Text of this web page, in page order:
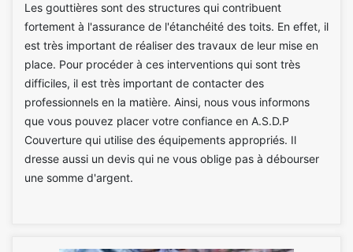
Les gouttières sont des structures qui contribuent
fortement à l'assurance de l'étanchéité des toits. En effet, il
est très important de réaliser des travaux de leur mise en
place. Pour procéder à ces interventions qui sont très
difficiles, il est très important de contacter des
professionnels en la matière. Ainsi, nous vous informons
que vous pouvez placer votre confiance en A.S.D.P
Couverture qui utilise des équipements appropriés. Il
dresse aussi un devis qui ne vous oblige pas à débourser
une somme d'argent.